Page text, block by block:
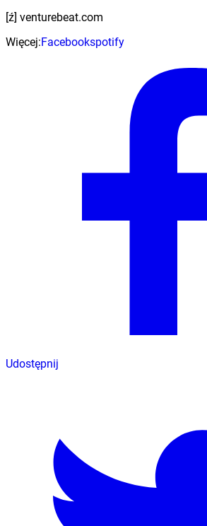
[ź] venturebeat.com
Więcej:Facebookspotify
Udostępnij